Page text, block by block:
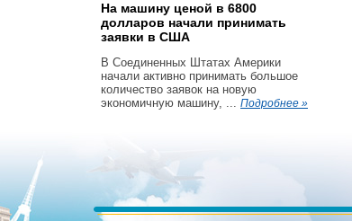
На машину ценой в 6800
долларов начали принимать
заявки в США
В Соединенных Штатах Америки
начали активно принимать большое
количество заявок на новую
экономичную машину, ... Подробнее »